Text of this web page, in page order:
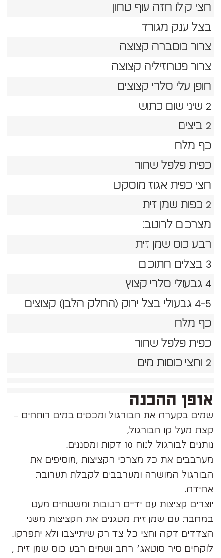
חצי קילו חזה עוף טחון
בצל ענק מגורד
צרור כוסברה קצוצה
צרור פטרוזיליה קצוצה
חופן עלי סלרי קצוצים
2 שיני שום כתוש
2 ביצים
כף מלח
כפית פלפל שחור
חצי כפית אגוז מוסקט
2 כפות שמן זית
מצרכים לרוטב:
רבע כוס שמן זית
3 בצלים חתוכים
4 גבעולי סלרי קצוץ
4-5 גבעולי בצל ירוק (החלק הלבן) קצוצים
כף מלח
כפית פלפל שחור
2 וחצי כוסות מים
אופן ההכנה
שמים בקערה את הבורגול ומכסים במים רותחים –
קצת מעל קו הבורגול,
נותנים לבורגול לנוח 10 דקות ומסננים.
מערבבים את כל מצרכי הקציצות ,מוסיפים את
הבורגול המושרה ומערבבים לקבלת תערובת
אחידה.
יוצרים קציצות עם ידיים רטובות ומשטחים מעט
במחבת עם שמן זית מטגנים את הקציצות משני
הצדדים דקה וחצי כל צד רק שיתייצבו ולא יתפרקו.
לוקחים סיר סוטאג׳ רחב ושמים רבע כוס שמן זית ,